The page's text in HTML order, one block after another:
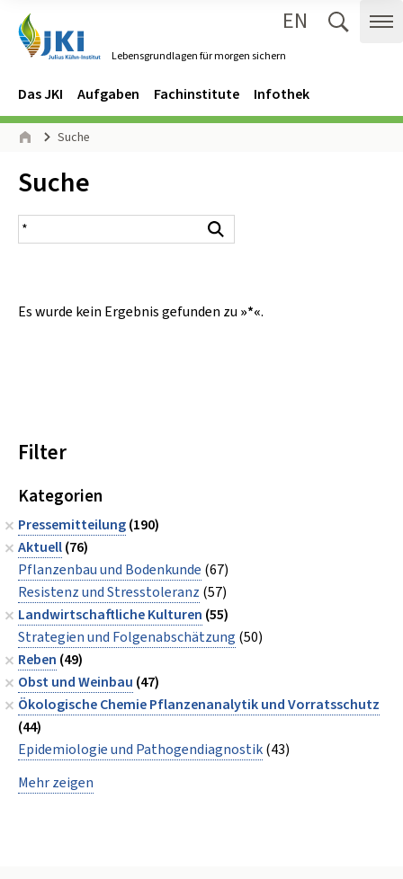
Lebensgrundlagen für morgen sichern
EN
Navigation
Hauptmenü
Das JKI Aufgaben Fachinstitute Infothek
Seitenpfad
Suche
Inhalt:
Suche
Suchergebnis
Es wurde kein Ergebnis gefunden zu »*«.
Filter
Kategorien
Pressemitteilung(190)
Aktuell(76)
Pflanzenbau und Bodenkunde (67)
Resistenz und Stresstoleranz (57)
Landwirtschaftliche Kulturen (55)
Strategien und Folgenabschätzung (50)
Reben (49)
Obst und Weinbau (47)
Ökologische Chemie Pflanzenanalytik und Vorratsschutz
(44)
Epidemiologie und Pathogendiagnostik(43)
Mehr zeigen